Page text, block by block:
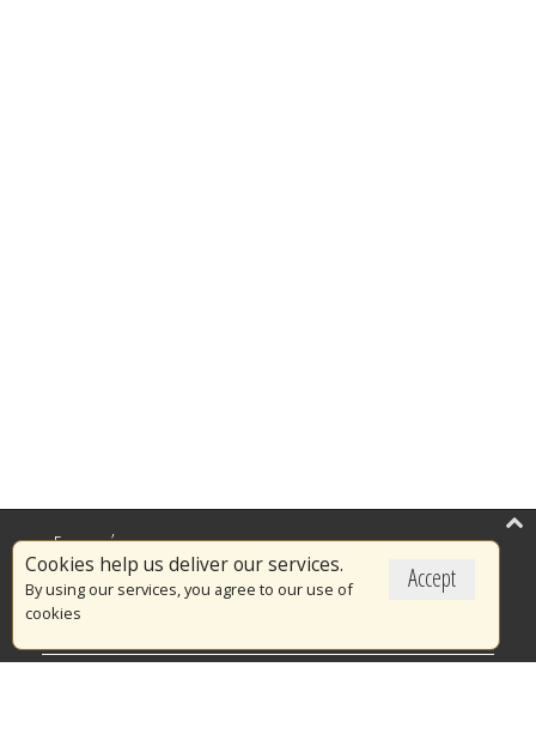
Accept
Cookies help us deliver our services.
By using our services, you agree to our use of
cookies
Επικαιρότητα
Το Πυροσβεστικό Σώμα